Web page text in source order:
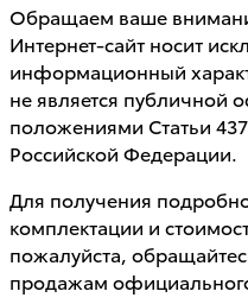
Обращаем ваше
Интернет-сайт носит
информационный
не является публичной
положениями Статьи
Российской Федерации.
Для получения
комплектации и
пожалуйста,
продажам